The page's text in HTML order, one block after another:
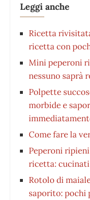
Leggi anche
Ricetta
ricetta con
Mini peperoni
nessuno saprà
Polpette
morbide e
Come fare la
Peperoni
ricetta:
Rotolo di
saporito: pochi